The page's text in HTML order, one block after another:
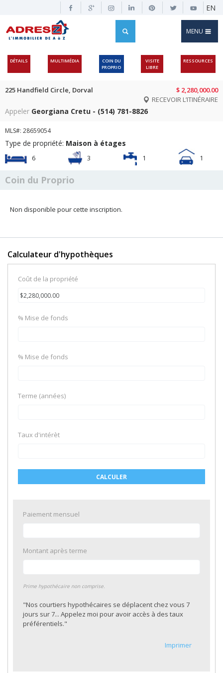
EN
MENU
DÉTAILS MULTIMÉDIA
COIN DU
PROPRIO
VISITE
LIBRE
RESSOURCES
225 Handfield Circle, Dorval
$ 2,280,000.00
RECEVOIR L’ITINÉRAIRE
Appeler Georgiana Cretu - (514) 781-8826
MLS#: 28659054
Type de propriété: Maison à étages
6 3 1 1
Coin du Proprio
Non disponible pour cette inscription.
Calculateur d'hypothèques
Coût de la propriété
% Mise de fonds
% Mise de fonds
Terme (années)
Taux d'intérèt
CALCULER
Paiement mensuel
Montant après terme
Prime hypothécaire non comprise.
"Nos courtiers hypothécaires se déplacent chez vous 7
jours sur 7... Appelez moi pour avoir accès à des taux
préférentiels."
Imprimer